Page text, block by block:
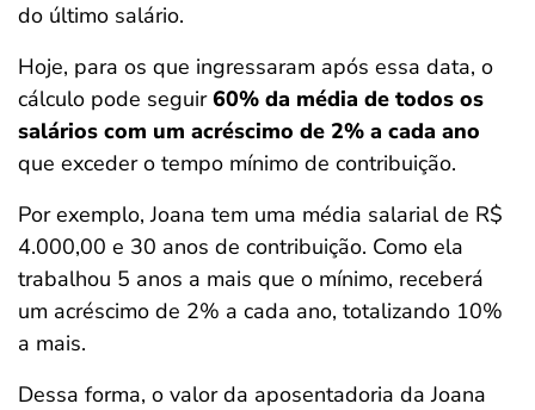
do último salário.
Hoje, para os que ingressaram após essa data, o
cálculo pode seguir60% da média de todos os
salários com um acréscimo de 2% a cada ano
que exceder o tempo mínimo de contribuição.
Por exemplo, Joana tem uma média salarial de R$
4.000,00 e 30 anos de contribuição. Como ela
trabalhou 5 anos a mais que o mínimo, receberá
um acréscimo de 2% a cada ano, totalizando 10%
a mais.
Dessa forma, o valor da aposentadoria da Joana